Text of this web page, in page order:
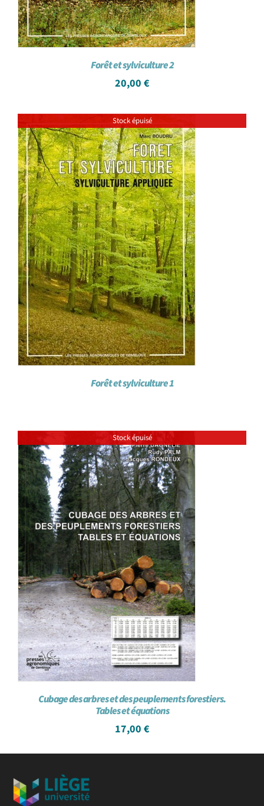
Forêt et sylviculture 2
20,00 €
Stock épuisé
Forêt et sylviculture 1
Stock épuisé
Cubage des arbres et des peuplements forestiers.
Tables et équations
17,00 €